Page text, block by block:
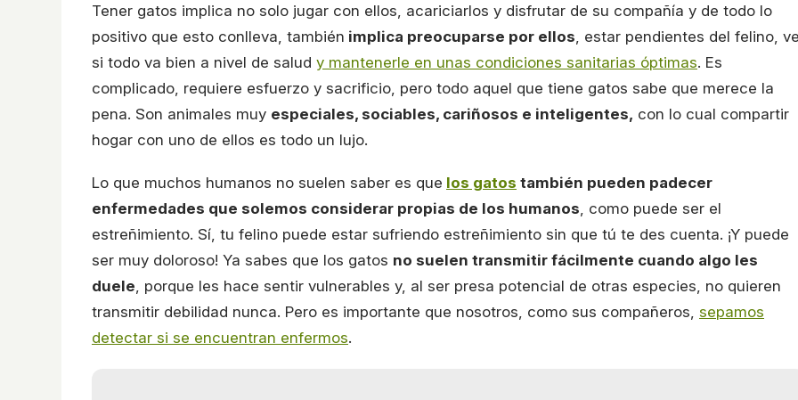
Tener gatos implica no solo jugar con ellos, acariciarlos y disfrutar de su compañía y de todo lo
positivo que esto conlleva, también implica preocuparse por ellos , estar pendientes del felino,
si todo va bien a nivel de salud y mantenerle en unas condiciones sanitarias óptimas. Es
complicado, requiere esfuerzo y sacrificio, pero todo aquel que tiene gatos sabe que merece la
pena. Son animales muy especiales, sociables, cariñosos e inteligentes, con lo cual compartir
hogar con uno de ellos es todo un lujo.
Lo que muchos humanos no suelen saber es que los gatos también pueden padecer
enfermedades que solemos considerar propias de los humanos , como puede ser el
estreñimiento. Sí, tu felino puede estar sufriendo estreñimiento sin que tú te des cuenta. ¡Y puede
ser muy doloroso! Ya sabes que los gatos no suelen transmitir fácilmente cuando algo les
duele , porque les hace sentir vulnerables y, al ser presa potencial de otras especies, no quieren
transmitir debilidad nunca. Pero es importante que nosotros, como sus compañeros, sepamos
detectar si se encuentran enfermos.